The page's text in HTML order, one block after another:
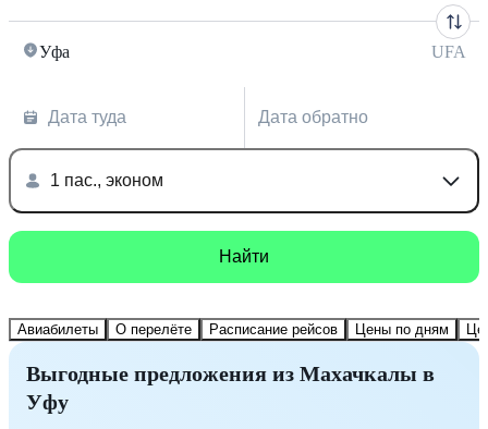
Уфа UFA
Дата туда Дата обратно
1 пас., эконом
Найти
Авиабилеты О перелёте Расписание рейсов Цены по дням
Выгодные предложения из Махачкалы в
Уфу